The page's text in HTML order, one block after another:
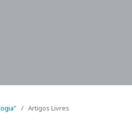
/ Artigos Livres